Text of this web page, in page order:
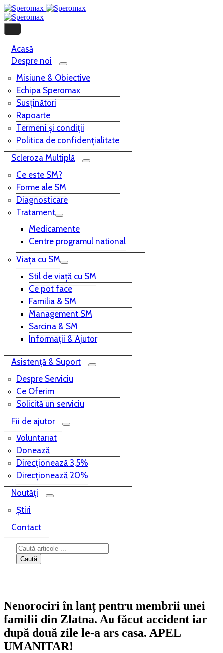
Acasă
Despre noi
Misiune & Obiective
Echipa Speromax
Susținători
Rapoarte
Termeni și condiții
Politica de confidențialitate
Scleroza Multiplă
Ce este SM?
Forme ale SM
Diagnosticare
Tratament
Medicamente
Centre programul national
Viața cu SM
Stil de viață cu SM
Ce pot face
Familia & SM
Management SM
Sarcina & SM
Informații & Ajutor
Asistență & Suport
Despre Serviciu
Ce Oferim
Solicită un serviciu
Fii de ajutor
Voluntariat
Donează
Direcționează 3,5%
Direcționează 20%
Noutăți
Știri
Contact
Nenorociri în lanț pentru membrii unei
familii din Zlatna. Au făcut accident iar
după două zile le-a ars casa. APEL
UMANITAR!